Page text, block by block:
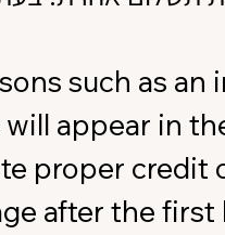
such as an
appear in
proper credit
after the